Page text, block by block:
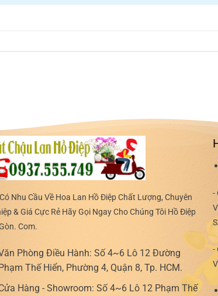
Nhu Cầu Về Hoa Lan Hồ Điệp Chất Lượng, Chuyên
& Giá Cực Rẻ Hãy Gọi Ngay Cho Chúng Tôi Hồ Điệp
Com.
Phòng Điều Hành: Số 4~6 Lô 12 Đường
Thế Hiển, Phường 4, Quận 8, Tp. HCM.
Hàng - Showroom: Số 4~6 Lô 12 Phạm Thế
-
-